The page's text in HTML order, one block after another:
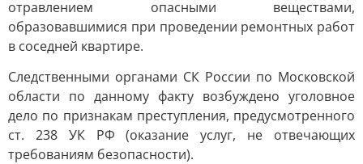
отравлением опасными веществами,
образовавшимися при проведении ремонтных работ
в соседней квартире.
Следственными органами СК России по Московской
области по данному факту возбуждено уголовное
дело по признакам преступления, предусмотренного
ст. 238 УК РФ (оказание услуг, не отвечающих
требованиям безопасности).